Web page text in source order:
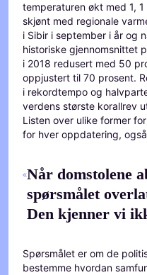
temperaturen økt med 1,
skjønt med regionale
i Sibir i september i år og
historiske gjennomsnittet
i 2018 redusert med 50
oppjustert til 70 prosent.
i rekordtempo og
verdens største korallrev
Listen over ulike former
for hver oppdatering,
Når domstolene
spørsmålet
Den kjenner vi
Spørsmålet er om de
bestemme hvordan